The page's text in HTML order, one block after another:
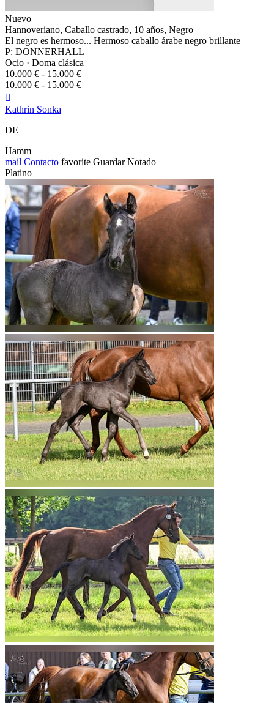
Nuevo
Hannoveriano, Caballo castrado, 10 años, Negro
El negro es hermoso... Hermoso caballo árabe negro brillante
P: DONNERHALL
Ocio · Doma clásica
10.000 € - 15.000 €
10.000 € - 15.000 €

Kathrin Sonka
DE
Hamm
mail Contacto favorite Guardar Notado
Platino